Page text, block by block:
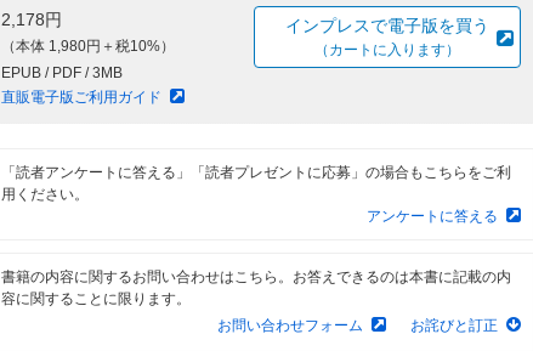
2,178円
（本体 1,980円＋税10%）
EPUB / PDF / 3MB
直販電子版ご利用ガイド
インプレスで電子版を買う
（カートに入ります）
「読者アンケートに答える」「読者プレゼントに応募」の場合もこちらをご利
用ください。
アンケートに答える
書籍の内容に関するお問い合わせはこちら。お答えできるのは本書に記載の内
容に関することに限ります。
お問い合わせフォーム
お詫びと訂正